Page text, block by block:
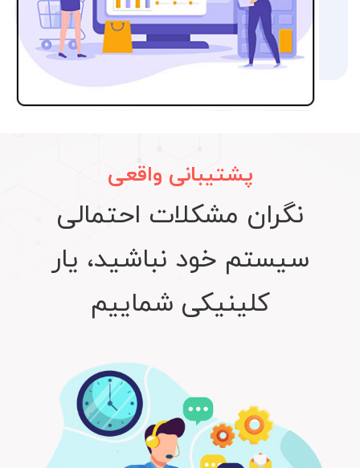
پشتیبانی واقعی
نگران مشکلات احتمالی
سیستم خود نباشید، یار
کلینیکی شماییم